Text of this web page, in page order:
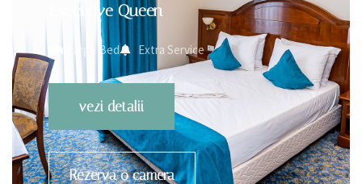
Executive Queen
Large Bed Extra Service
vezi detalii
Rezerva o camera